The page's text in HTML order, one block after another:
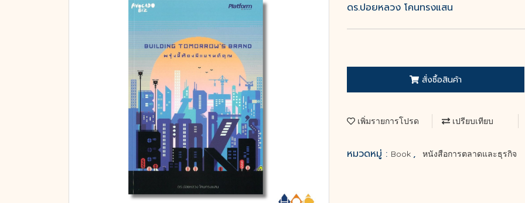
ดร.ปอยหลวง โคนทรงแสน
สั่งซื้อสินค้า
เพิ่มรายการโปรด เปรียบเทียบ
หมวดหมู่ : Book , หนังสือการตลาดและธุรกิจ